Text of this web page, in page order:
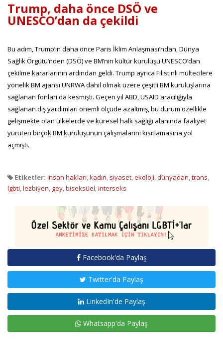
Trump, daha önce DSÖ ve
UNESCO’dan da çekildi
Bu adım, Trump’ın daha önce Paris İklim Anlaşması’ndan, Dünya
Sağlık Örgütü’nden (DSÖ) ve BM’nin kültür kuruluşu UNESCO’dan
çekilme kararlarının ardından geldi. Trump ayrıca Filistinli mültecilere
yönelik BM ajansı UNRWA dahil olmak üzere çeşitli BM kuruluşlarına
sağlanan fonları da kesmişti. Geçen yıl ABD, USAID aracılığıyla
sağlanan dış yardımları önemli ölçüde azaltmış, bu durum özellikle
gelişmekte olan ülkelerde ve küresel halk sağlığı alanında faaliyet
yürüten birçok BM kuruluşunun çalışmalarını kısıtlamasına yol
açmıştı.
Etiketler: insan hakları,kadın, siyaset,ekoloji,dünyadan,trans,
lgbti,lezbiyen, gey,biseksüel,interseks
Facebook'da Paylaş
Twitter'da Paylaş
LinkedIn'de Paylaş
Whatsapp'da Paylaş